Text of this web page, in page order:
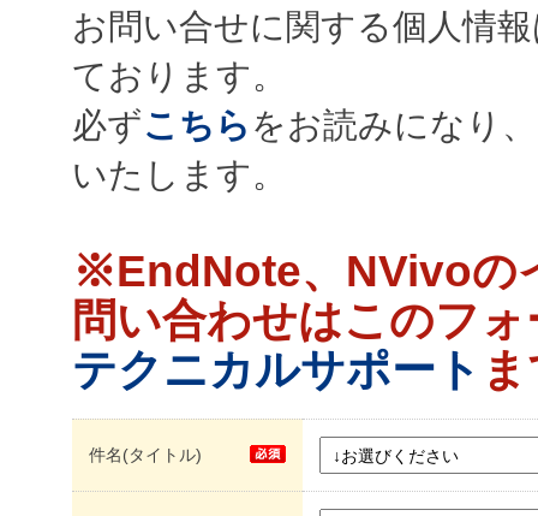
お問い合せに関する個人情
ております。
必ずこちら をお読みになり
いたします。
※EndNote、NVivoの
問い合わせはこのフ
テクニカルサポート
件名(タイトル)